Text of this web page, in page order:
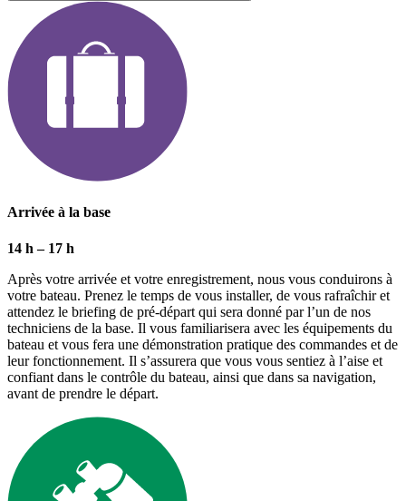
Arrivée à la base
14 h – 17 h
Après votre arrivée et votre enregistrement, nous vous conduirons à
votre bateau. Prenez le temps de vous installer, de vous rafraîchir et
attendez le briefing de pré-départ qui sera donné par l’un de nos
techniciens de la base. Il vous familiarisera avec les équipements du
bateau et vous fera une démonstration pratique des commandes et de
leur fonctionnement. Il s’assurera que vous vous sentiez à l’aise et
confiant dans le contrôle du bateau, ainsi que dans sa navigation,
avant de prendre le départ.